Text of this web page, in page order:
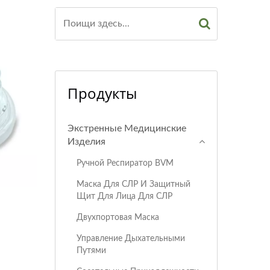
Продукты
Экстренные Медицинские
Изделия
Ручной Респиратор BVM
Маска Для СЛР И Защитный
Щит Для Лица Для СЛР
Двухпортовая Маска
Управление Дыхательными
Путями